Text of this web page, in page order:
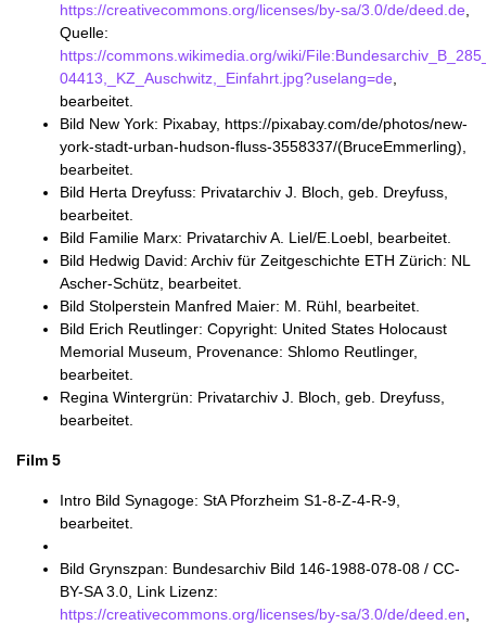
https://creativecommons.org/licenses/by-sa/3.0/de/deed.de
Quelle:
https://commons.wikimedia.org/wiki/
04413,_KZ_Auschwitz,_Einfahrt.jpg?uselang=de
bearbeitet.
Bild New York: Pixabay, https://pixabay.com/de/photos/new-
york-stadt-urban-hudson-fluss-3558337/(BruceEmmerling),
bearbeitet.
Bild Herta Dreyfuss: Privatarchiv J. Bloch, geb. Dreyfuss,
bearbeitet.
Bild Familie Marx: Privatarchiv A. Liel/E.Loebl, bearbeitet.
Bild Hedwig David: Archiv für Zeitgeschichte ETH Zürich: NL
Ascher-Schütz, bearbeitet.
Bild Stolperstein Manfred Maier: M. Rühl, bearbeitet.
Bild Erich Reutlinger: Copyright: United States Holocaust
Memorial Museum, Provenance: Shlomo Reutlinger,
bearbeitet.
Regina Wintergrün: Privatarchiv J. Bloch, geb. Dreyfuss,
bearbeitet.
Film 5
Intro Bild Synagoge: StA Pforzheim S1-8-Z-4-R-9,
bearbeitet.
Bild Grynszpan: Bundesarchiv Bild 146-1988-078-08 / CC-
BY-SA 3.0, Link Lizenz:
https://creativecommons.org/licenses/by-sa/3.0/de/deed.en